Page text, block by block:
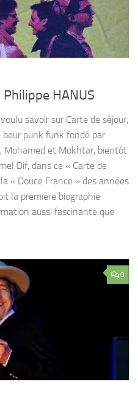
Philippe HANUS
savoir sur Carte de séjour,
beur punk funk fondé par
Mohamed et Mokhtar, bientôt
Dif, dans ce « Carte de
« Douce France » des années
la première biographie
aussi fascinante que
0